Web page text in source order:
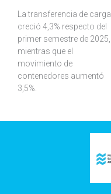
La transferencia de carga
creció 4,3% respecto del
primer semestre de 2025,
mientras que el
movimiento de
contenedores aumentó
3,5%.